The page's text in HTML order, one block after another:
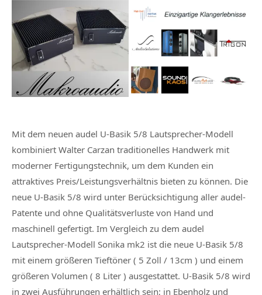
Mit dem neuen audel U-Basik 5/8 Lautsprecher-Modell
kombiniert Walter Carzan traditionelles Handwerk mit
moderner Fertigungstechnik, um dem Kunden ein
attraktives Preis/Leistungsverhältnis bieten zu können. Die
neue U-Basik 5/8 wird unter Berücksichtigung aller audel-
Patente und ohne Qualitätsverluste von Hand und
maschinell gefertigt. Im Vergleich zu dem audel
Lautsprecher-Modell Sonika mk2 ist die neue U-Basik 5/8
mit einem größeren Tieftöner ( 5 Zoll / 13cm ) und einem
größeren Volumen ( 8 Liter ) ausgestattet. U-Basik 5/8 wird
in zwei Ausführungen erhältlich sein; in Ebenholz und